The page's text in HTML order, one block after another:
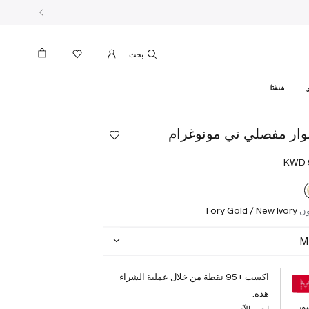
هدفنا
مفصلي تي مونوغرام
Tory Gold / New Ivory
M
اكسب +95 نقطة من خلال عملية الشراء
هذه.